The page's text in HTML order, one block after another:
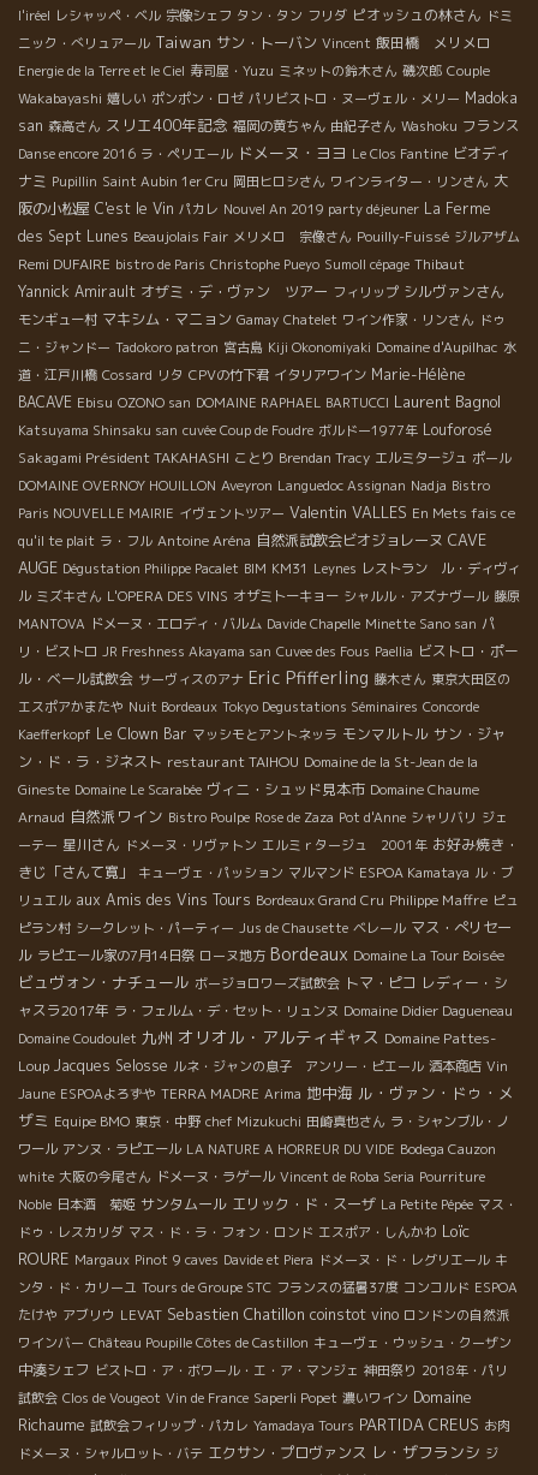
l'iréel レシャッペ・ベル 宗像シェフ タン・タン フリダ ピオッシュの林さん ドミ
ニック・べリュアール Taiwan サン・トーバン Vincent 飯田橋 メリメロ
Energie de la Terre et le Ciel 寿司屋・Yuzu ミネットの鈴木さん 磯次郎 Couple
Wakabayashi 嬉しい ポンポン・ロゼ パリビストロ・ヌーヴェル・メリー Madoka
san 森高さん スリエ400年記念 福岡の黄ちゃん 由紀子さん Washoku フランス
Danse encore 2016 ラ・ペリエール ドメーヌ・ヨヨ Le Clos Fantine ビオディ
ナミ Pupillin Saint Aubin 1er Cru 岡田ヒロシさん ワインライター・リンさん 大
阪の小松屋 C'est le Vin パカレ Nouvel An 2019 party déjeuner La Ferme
des Sept Lunes Beaujolais Fair メリメロ 宗像さん Pouilly-Fuissé ジルアザム
Remi DUFAIRE bistro de Paris Christophe Pueyo Sumoll cépage Thibaut
Yannick Amirault オザミ・デ・ヴァン ツアー フィリップ シルヴァンさん
モンギュー村 マキシム・マニョン Gamay Chatelet ワイン作家・リンさん ドゥ
ニ・ジャンドー Tadokoro patron 宮古島 Kiji Okonomiyaki Domaine d'Aupilhac 水
道・江戸川橋 Cossard リタ CPVの竹下君 イタリアワイン Marie-Hélène
BACAVE Ebisu OZONO san DOMAINE RAPHAEL BARTUCCI Laurent Bagnol
Katsuyama Shinsaku san cuvée Coup de Foudre ボルドー1977年 Louforosé
Sakagami Président TAKAHASHI ことり Brendan Tracy エルミタージュ ポール
DOMAINE OVERNOY HOUILLON Aveyron Languedoc Assignan Nadja Bistro
Paris NOUVELLE MAIRIE イヴェントツアー Valentin VALLES En Mets fais ce
qu'il te plait ラ・フル Antoine Aréna 自然派試飲会ビオジョレーヌ CAVE
AUGE Dégustation Philippe Pacalet BIM KM31 Leynes レストラン ル・ディヴィ
ル ミズキさん L'OPERA DES VINS オザミトーキョー シャルル・アズナヴール 藤原
MANTOVA ドメーヌ・エロディ・バルム Davide Chapelle Minette Sano san パ
リ・ビストロ JR Freshness Akayama san Cuvee des Fous Paellia ビストロ・ポー
ル・ベール試飲会 サーヴィスのアナ Eric Pfifferling 藤木さん 東京大田区の
エスポアかまたや Nuit Bordeaux Tokyo Degustations Séminaires Concorde
Kaefferkopf Le Clown Bar マッシモとアントネッラ モンマルトル サン・ジャ
ン・ド・ラ・ジネスト restaurant TAIHOU Domaine de la St-Jean de la
Gineste Domaine Le Scarabée ヴィニ・シュッド見本市 Domaine Chaume
Arnaud 自然派ワイン Bistro Poulpe Rose de Zaza Pot d'Anne シャリバリ ジェ
ーテー 星川さん ドメーヌ・リヴァトン エルミｒタージュ 2001年 お好み焼き・
きじ「さんて寛」
キューヴェ・パッション マルマンド ESPOA Kamataya ル・ブ
リュエル aux Amis des Vins Tours Bordeaux Grand Cru Philippe Maffre ピュ
ピラン村 シークレット・パーティー Jus de Chausette ベレール マス・ぺリセー
ル ラピエール家の7月14日祭 ローヌ地方 Bordeaux Domaine La Tour Boisée
ビュヴォン・ナチュール ボージョロワーズ試飲会 トマ・ピコ レディー・シ
ャスラ2017年 ラ・フェルム・デ・セット・リュンヌ Domaine Didier Dagueneau
Domaine Coudoulet 九州 オリオル・アルティギャス Domaine Pattes-
Loup Jacques Selosse ルネ・ジャンの息子 アンリー・ピエール 酒本商店 Vin
Jaune ESPOAよろずや TERRA MADRE Arima 地中海 ル・ヴァン・ドゥ・メ
ザミ Equipe BMO 東京・中野 chef Mizukuchi 田崎真也さん ラ・シャンブル・ノ
ワール アンヌ・ラピエール LA NATURE A HORREUR DU VIDE Bodega Cauzon
white 大阪の今尾さん ドメーヌ・ラゲール Vincent de Roba Seria Pourriture
Noble 日本酒 菊姫 サンタムール エリック・ド・スーザ La Petite Pépée マス・
ドゥ・レスカリダ マス・ド・ラ・フォン・ロンド エスポア・しんかわ Loïc
ROURE Margaux Pinot 9 caves Davide et Piera ドメーヌ・ド・レグリエール キ
ンタ・ド・カリーユ Tours de Groupe STC フランスの猛暑37度 コンコルド ESPOA
たけや アブリウ LEVAT Sebastien Chatillon coinstot vino ロンドンの自然派
ワインバー Château Poupille Côtes de Castillon キューヴェ・ウッシュ・クーザン
中湊シェフ ビストロ・ア・ボワール・エ・ア・マンジェ 神田祭り 2018年・パリ
試飲会 Clos de Vougeot Vin de France Saperli Popet 濃いワイン Domaine
Richaume 試飲会フィリップ・パカレ Yamadaya Tours PARTIDA CREUS お肉
ドメーヌ・シャルロット・バテ エクサン・プロヴァンス レ・ザフランシ ジ